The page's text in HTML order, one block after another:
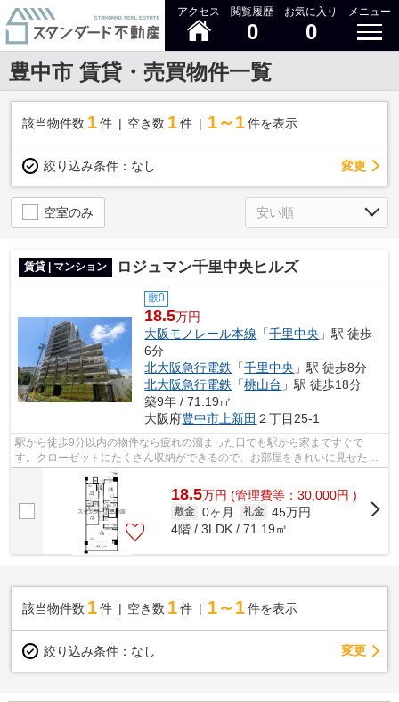
アクセス 閲覧履歴
0
お気に入り
0
メニュー
豊中市 賃貸・売買物件一覧
該当物件数 1件 空き数 1 件 1～1 件を表示
絞り込み条件： なし 変更
空室のみ
賃貸 | マンション ロジュマン千里中央ヒルズ
敷0
18.5万円
大阪モノレール本線 「千里中央 」駅 徒歩
6分
北大阪急行電鉄 「千里中央 」駅 徒歩8分
北大阪急行電鉄 「桃山台 」駅 徒歩18分
築9年 / 71.19㎡
大阪府豊中市上新田 ２丁目25-1
駅から徒歩9分以内の物件なら疲れの溜まった日でも駅から家まですぐで
す。クローゼットにたくさん収納ができるので、お部屋をきれいに見せたい
という方に嬉しい物件です。鉄筋コンクリ...
18.5万円 (管理費等：30,000円 )
敷金 0ヶ月 礼金 45万円
4階 / 3LDK / 71.19㎡
該当物件数 1件 空き数 1 件 1～1 件を表示
絞り込み条件： なし 変更